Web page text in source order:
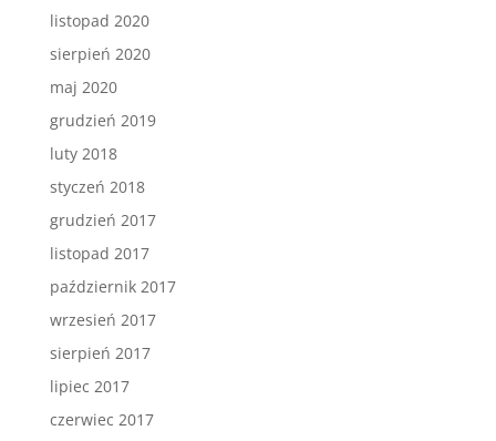
listopad 2020
sierpień 2020
maj 2020
grudzień 2019
luty 2018
styczeń 2018
grudzień 2017
listopad 2017
październik 2017
wrzesień 2017
sierpień 2017
lipiec 2017
czerwiec 2017